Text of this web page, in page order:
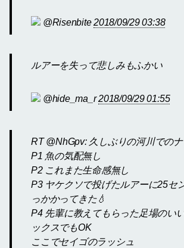
@Risenbite2018/09/29 03:38
ルアーを失って悲しみもふかい
@hide_ma_r2018/09/29 01:55
RT @NhGpv: 久しぶりの河川での
P1 魚の気配無し
P2 これまた生命感無し
P3 ヤケクソで投げたルアーに25セ
っかかってきた💧
P4 先輩に教えてもらった足場のい
ックスでもOK
ここでセイゴのラッシュ